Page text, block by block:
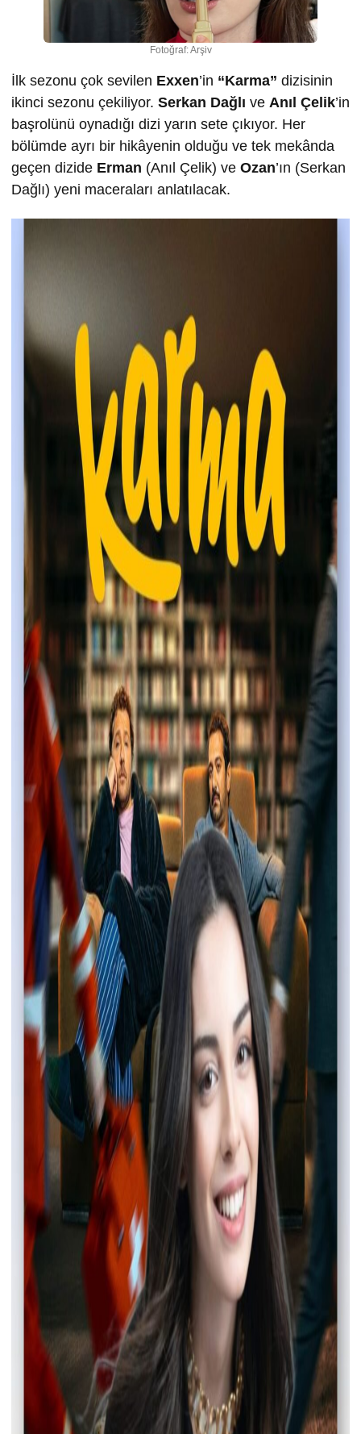
Fotoğraf: Arşiv
İlk sezonu çok sevilen Exxen’in “Karma” dizisinin
ikinci sezonu çekiliyor. Serkan Dağlı ve Anıl Çelik’in
başrolünü oynadığı dizi yarın sete çıkıyor. Her
bölümde ayrı bir hikâyenin olduğu ve tek mekânda
geçen dizide Erman (Anıl Çelik) ve Ozan’ın (Serkan
Dağlı) yeni maceraları anlatılacak.